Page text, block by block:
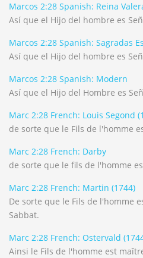
Marcos 2:28 Spanish: Reina
Así que el Hijo del hombre es
Marcos 2:28 Spanish: Sagradas
Así que el Hijo del hombre es
Marcos 2:28 Spanish: Modern
Así que el Hijo del Hombre es
Marc 2:28 French: Louis Segond
de sorte que le Fils de l'homme
Marc 2:28 French: Darby
de sorte que le fils de l'homme
Marc 2:28 French: Martin (1744)
De sorte que le Fils de l'homme
Sabbat.
Marc 2:28 French: Ostervald
Ainsi le Fils de l'homme est